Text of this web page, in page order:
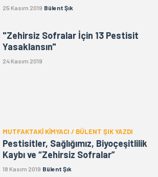
25 Kasım 2019 Bülent Şık
"Zehirsiz Sofralar İçin 13 Pestisit
Yasaklansın"
24 Kasım 2019
MUTFAKTAKİ KİMYACI / BÜLENT ŞIK YAZDI
Pestisitler, Sağlığımız, Biyoçeşitlilik
Kaybı ve “Zehirsiz Sofralar”
18 Kasım 2019 Bülent Şık